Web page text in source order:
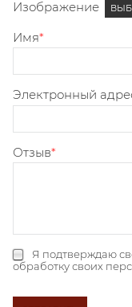
Изображение
Имя
Электронный
Отзыв
Я подтверждаю
обработку своих